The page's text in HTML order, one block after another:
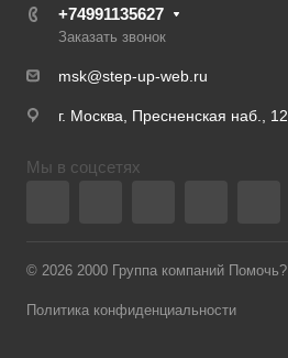
+74991135627
Заказать звонок
msk@step-up-web.ru
г. Москва, Пресненская наб., 12
Мы в соцсетях
© 2026 2000 Группа компаний Помочь?
Политика конфиденциальности